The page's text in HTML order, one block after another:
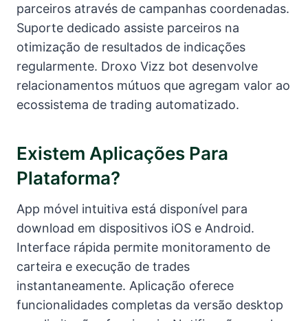
parceiros através de campanhas coordenadas.
Suporte dedicado assiste parceiros na
otimização de resultados de indicações
regularmente. Droxo Vizz bot desenvolve
relacionamentos mútuos que agregam valor ao
ecossistema de trading automatizado.
Existem Aplicações Para
Plataforma?
App móvel intuitiva está disponível para
download em dispositivos iOS e Android.
Interface rápida permite monitoramento de
carteira e execução de trades
instantaneamente. Aplicação oferece
funcionalidades completas da versão desktop